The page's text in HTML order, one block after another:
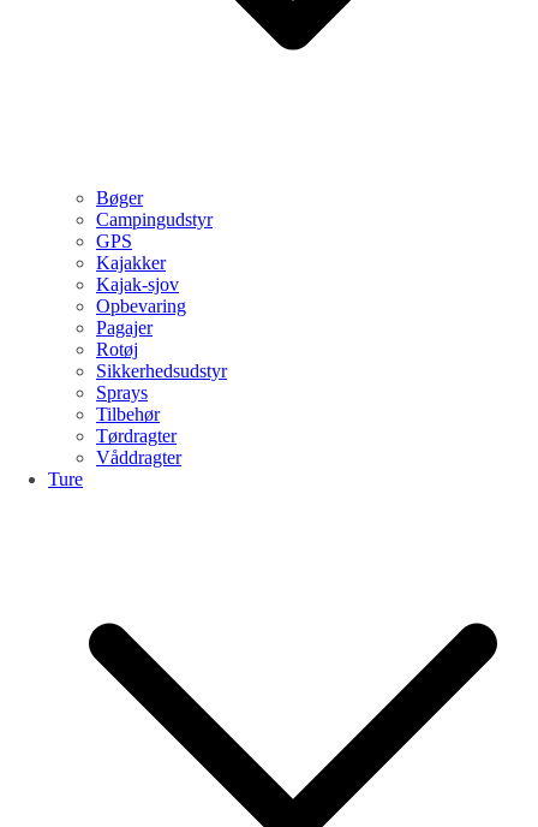
Bøger
Campingudstyr
GPS
Kajakker
Kajak-sjov
Opbevaring
Pagajer
Rotøj
Sikkerhedsudstyr
Sprays
Tilbehør
Tørdragter
Våddragter
Ture